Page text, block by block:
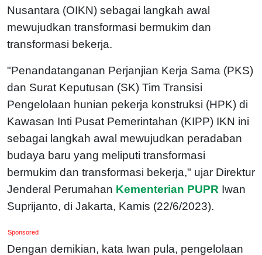
Nusantara (OIKN) sebagai langkah awal
mewujudkan transformasi bermukim dan
transformasi bekerja.
"Penandatanganan Perjanjian Kerja Sama (PKS)
dan Surat Keputusan (SK) Tim Transisi
Pengelolaan hunian pekerja konstruksi (HPK) di
Kawasan Inti Pusat Pemerintahan (KIPP) IKN ini
sebagai langkah awal mewujudkan peradaban
budaya baru yang meliputi transformasi
bermukim dan transformasi bekerja," ujar Direktur
Jenderal Perumahan Kementerian PUPR Iwan
Suprijanto, di Jakarta, Kamis (22/6/2023).
Sponsored
Dengan demikian, kata Iwan pula, pengelolaan